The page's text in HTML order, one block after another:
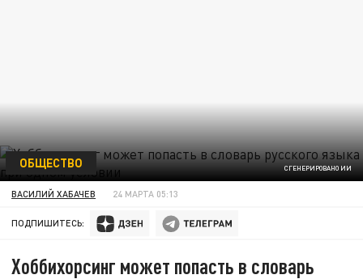
СГЕНЕРИРОВАНО ИИ
ОБЩЕСТВО
ВАСИЛИЙ ХАБАЧЕВ 24 МАРТА 05:13
ПОДПИШИТЕСЬ:
Хоббихорсинг может попасть в словарь